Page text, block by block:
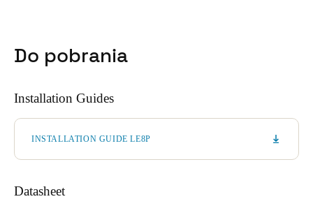
Do pobrania
Installation Guides
INSTALLATION GUIDE LE8P
Datasheet